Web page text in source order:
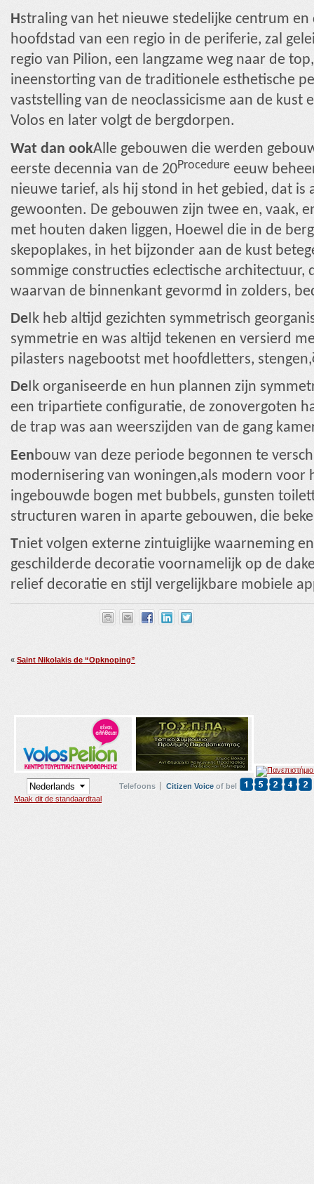
Η straling van het nieuwe stedelijke centrum
hoofdstad van een regio in de periferie, zal
regio van Pilion, een langzame weg naar de
ineenstorting van de traditionele esthetische
vaststelling van de neoclassicisme aan de kust
Volos en later volgt de bergdorpen.
Wat dan ookAlle gebouwen die werden
eerste decennia van de 20Procedure eeuw
nieuwe tarief, als hij stond in het gebied, dat is
gewoonten. De gebouwen zijn twee en, vaak,
met houten daken liggen, Hoewel die in de
skepoplakes, in het bijzonder aan de kust
sommige constructies eclectische architectuur,
waarvan de binnenkant gevormd in zolders,
De Ik heb altijd gezichten symmetrisch
symmetrie en was altijd tekenen en versierd
pilasters nagebootst met hoofdletters,
DeIk organiseerde en hun plannen zijn
een tripartiete configuratie, de zonovergoten
de trap was aan weerszijden van de gang
Eenbouw van deze periode begonnen te
modernisering van woningen,als modern voor
ingebouwde bogen met bubbels, gunsten
structuren waren in aparte gebouwen, die
Tniet volgen externe zintuiglijke waarneming
geschilderde decoratie voornamelijk op de
relief decoratie en stijl vergelijkbare mobiele
« Saint Nikolakis de “Opknoping”
Maak dit de standaardtaal
Telefoons Citizen Voice of bel